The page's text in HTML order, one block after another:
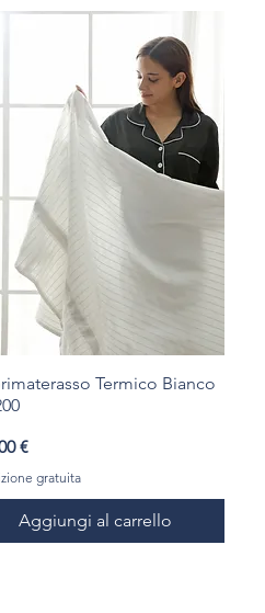
Termico Bianco
€
gratuita
Aggiungi al carrello